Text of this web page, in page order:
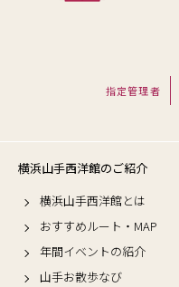
指定管理者
横浜山手西洋館のご紹介
横浜山手西洋館とは
おすすめルート・MAP
年間イベントの紹介
山手お散歩なび